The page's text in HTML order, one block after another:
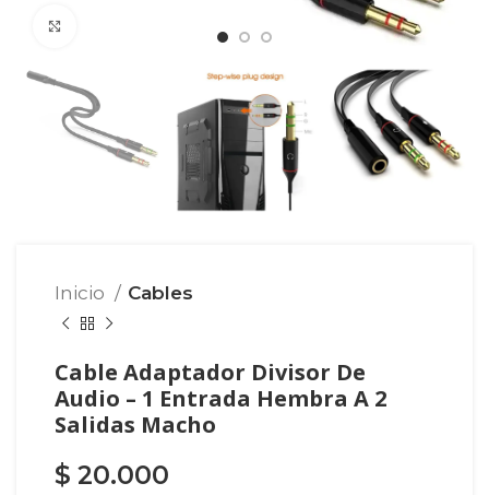
Inicio Cables
Cable Adaptador Divisor De
Audio – 1 Entrada Hembra A 2
Salidas Macho
$ 20.000